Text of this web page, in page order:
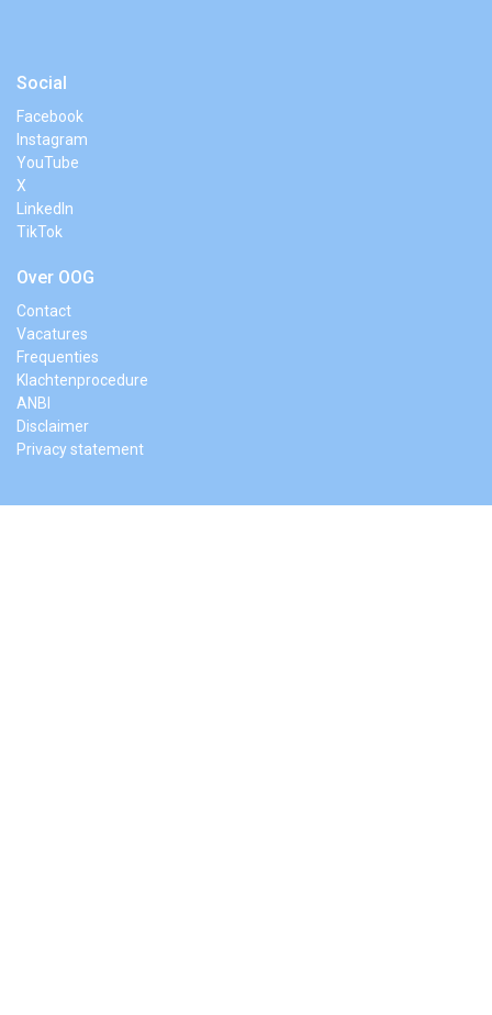
Social
Facebook
Instagram
YouTube
X
LinkedIn
TikTok
Over OOG
Contact
Vacatures
Frequenties
Klachtenprocedure
ANBI
Disclaimer
Privacy statement